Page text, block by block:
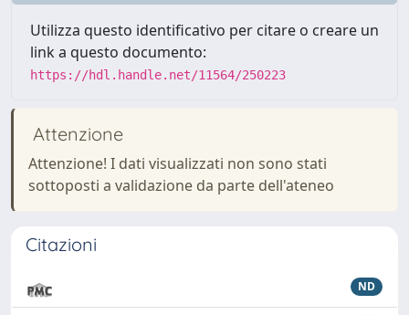
Utilizza questo identificativo per citare o creare un
link a questo documento:
https://hdl.handle.net/11564/250223
Attenzione
Attenzione! I dati visualizzati non sono stati
sottoposti a validazione da parte dell'ateneo
Citazioni
ND